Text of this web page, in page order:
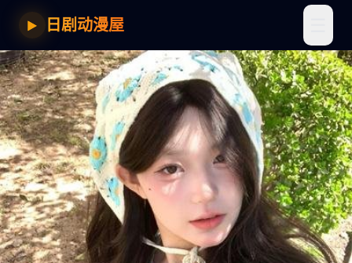
▶ 日剧动漫屋